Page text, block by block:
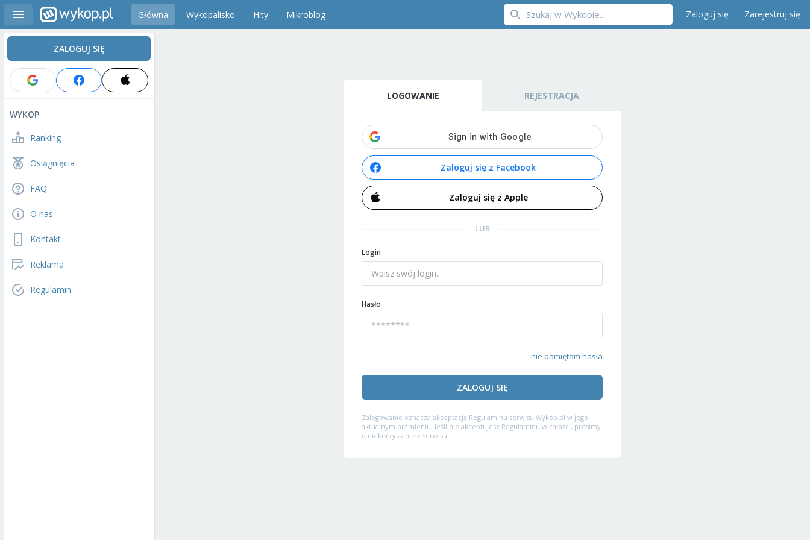
Główna Wykopalisko Hity Mikroblog Zaloguj się Zarejestruj się
ZALOGUJ SIĘ
WYKOP
Ranking
Osiągnięcia
FAQ
O nas
Kontakt
Reklama
Regulamin
LOGOWANIE REJESTRACJA
Zaloguj się z Facebook
Zaloguj się z Apple
LUB
Login
Hasło
nie pamiętam hasła
ZALOGUJ SIĘ
Zalogowanie oznacza akceptację Regulaminu serwisu Wykop.pl w jego
aktualnym brzmieniu. Jeśli nie akceptujesz Regulaminu w całości, prosimy
o niekorzystanie z serwisu.